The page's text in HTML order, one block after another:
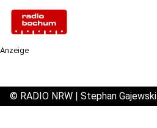
Anzeige
© RADIO NRW | Stephan Gajewski